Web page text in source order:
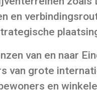
en
van en naar
van grote
en